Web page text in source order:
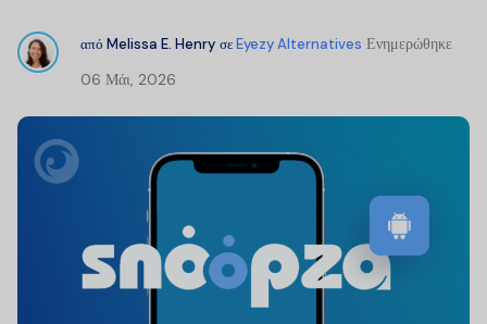
από Melissa E. Henry σεEyezy Alternatives Ενημερώθηκε
06 Μάι, 2026